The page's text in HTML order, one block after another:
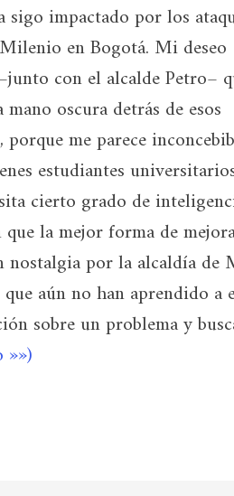
sigo impactado por los
en Bogotá. Mi deseo
con el alcalde Petro–
mano oscura detrás de esos
porque me parece
estudiantes
cierto grado de
que la mejor forma de
nostalgia por la alcaldía de
aún no han aprendido
sobre un problema y
»»)